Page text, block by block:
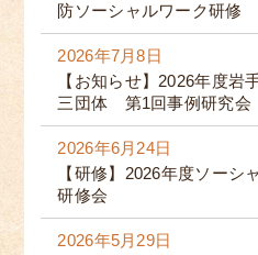
防ソーシャルワーク研修
2026年7月8日
【お知らせ】2026年度岩
三団体 第1回事例研究会
2026年6月24日
【研修】2026年度ソーシ
研修会
2026年5月29日